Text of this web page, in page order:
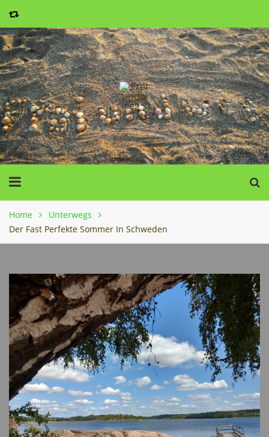
Home
Unterwegs
Der Fast Perfekte Sommer In Schweden